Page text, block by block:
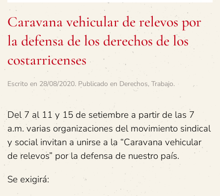
Caravana vehicular de relevos por
la defensa de los derechos de los
costarricenses
Escrito en 28/08/2020. Publicado en Derechos, Trabajo.
Del 7 al 11 y 15 de setiembre a partir de las 7
a.m. varias organizaciones del movimiento sindical
y social invitan a unirse a la “Caravana vehicular
de relevos” por la defensa de nuestro país.
Se exigirá: